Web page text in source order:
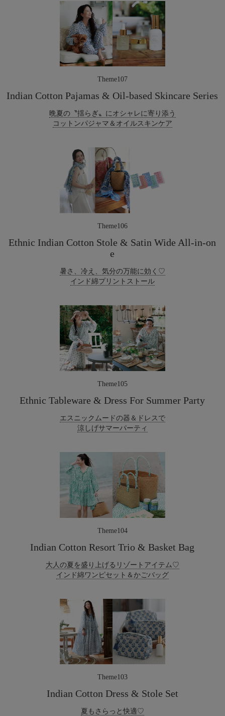
Theme107
Indian Cotton Pajamas & Oil-based Skincare Series
晩夏の〝揺らぎ〟にオシャレに寄り添う
コットンパジャマ＆オイルスキンケア
Theme106
Ethnic Indian Cotton Stole & Satin Wide All-in-on
e
暑さ、冷え、気分の万能に効く♡
インド綿プリントストール
Theme105
Ethnic Tableware & Dress For Summer Party
エスニックムードの器＆ドレスで
涼しげサマーパーティ
Theme104
Indian Cotton Resort Trio & Basket Bag
大人の夏を盛り上げるリゾートアイテム♡
インド綿ワンピセット＆かごバッグ
Theme103
Indian Cotton Dress & Stole Set
夏もさらっと快適♡